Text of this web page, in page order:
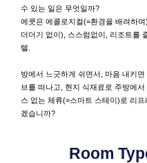
수 있는 일은 무엇일까?
에콧은 에콜로지컬(=환경을 배려하
더더기 없이), 스스럼없이, 리조트를
텔.
방에서 느긋하게 쉬면서, 마음 내키
브를 떠나고, 현지 식재료로 주방에
스 없는 체류(=스마트 스테이)로 리
겠습니까?
Room